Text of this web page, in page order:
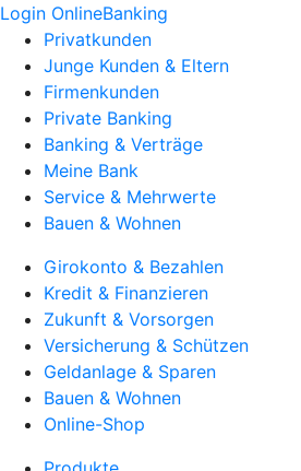
Login OnlineBanking
Privatkunden
Junge Kunden & Eltern
Firmenkunden
Private Banking
Banking & Verträge
Meine Bank
Service & Mehrwerte
Bauen & Wohnen
Girokonto & Bezahlen
Kredit & Finanzieren
Zukunft & Vorsorgen
Versicherung & Schützen
Geldanlage & Sparen
Bauen & Wohnen
Online-Shop